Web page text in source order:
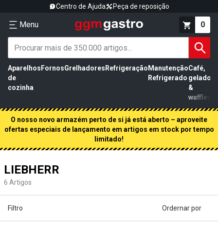
Centro de Ajuda Peça de reposição
Menu 0
Aparelhos
de
cozinha
FornosGrelhadores Refrigeração Manutenção
Refrigerado
Café,
gelados
&
waffles
O nosso novo armazém perto de si já está aberto – aproveite
ofertas especiais de lançamento em artigos em stock por tempo
limitado!
LIEBHERR
6 Artigos
Filtro Ordernar por